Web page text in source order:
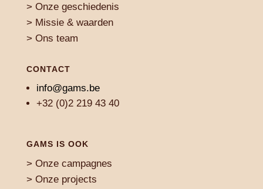
> Onze geschiedenis
> Missie & waarden
> Ons team
CONTACT
info@gams.be
+32 (0)2 219 43 40
GAMS IS OOK
> Onze campagnes
> Onze projects